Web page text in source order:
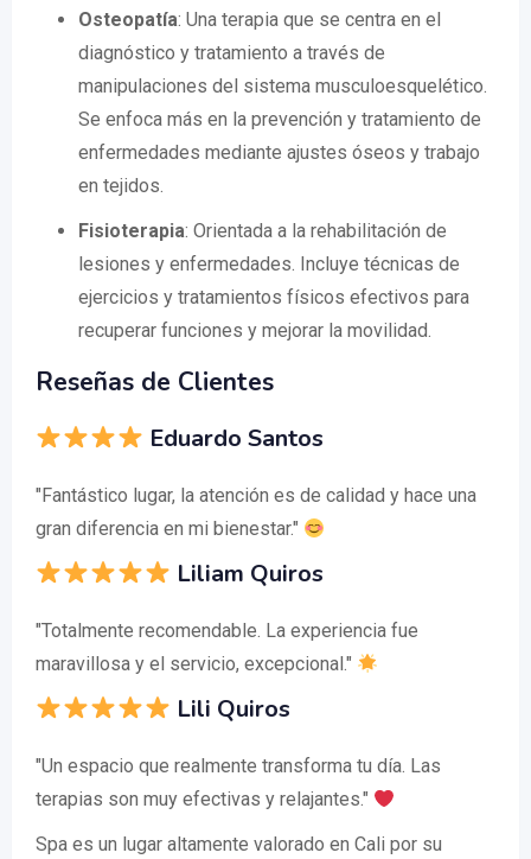
Osteopatía: Una terapia que se centra en el
diagnóstico y tratamiento a través de
manipulaciones del sistema musculoesquelético.
Se enfoca más en la prevención y tratamiento de
enfermedades mediante ajustes óseos y trabajo
en tejidos.
Fisioterapia: Orientada a la rehabilitación de
lesiones y enfermedades. Incluye técnicas de
ejercicios y tratamientos físicos efectivos para
recuperar funciones y mejorar la movilidad.
Reseñas de Clientes
Eduardo Santos
"Fantástico lugar, la atención es de calidad y hace una
gran diferencia en mi bienestar."
Liliam Quiros
"Totalmente recomendable. La experiencia fue
maravillosa y el servicio, excepcional."
Lili Quiros
"Un espacio que realmente transforma tu día. Las
terapias son muy efectivas y relajantes."
Spa es un lugar altamente valorado en Cali por su